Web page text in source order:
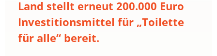
Land stellt erneut 200.000 Euro
Investitionsmittel für „Toilette
für alle“ bereit.